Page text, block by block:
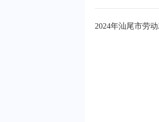
2024年汕尾市劳